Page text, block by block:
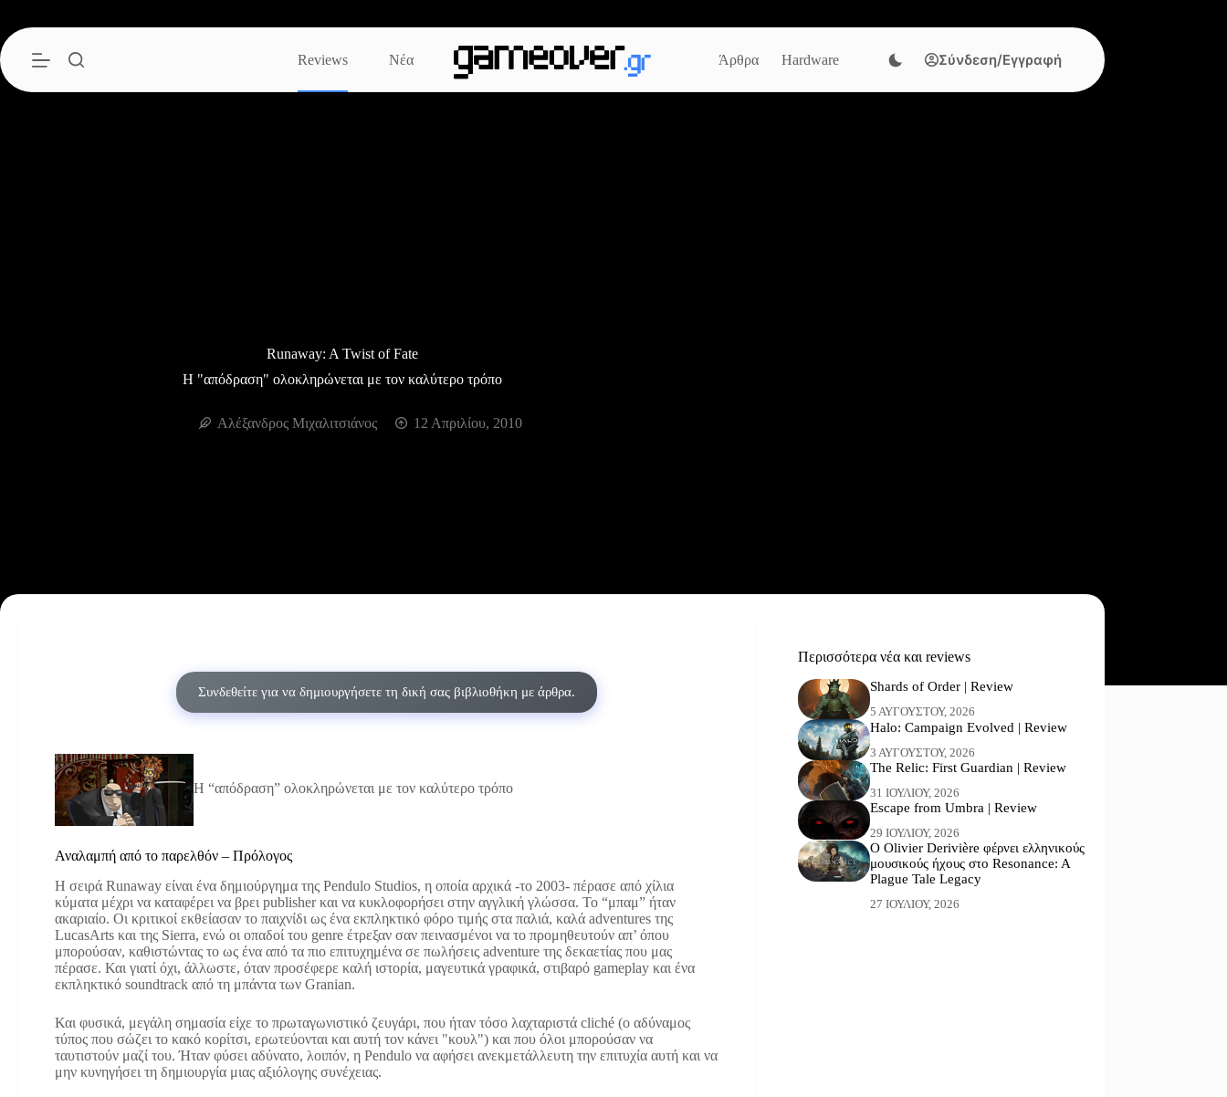
περιεχόμενο
Reviews
Νέα Άρθρα Hardware Σύνδεση/Εγγραφή
Runaway: A Twist of Fate
Η "απόδραση" ολοκληρώνεται με τον καλύτερο τρόπο
Αλέξανδρος Μιχαλιτσιάνος 12 Απριλίου, 2010
Συνδεθείτε για να δημιουργήσετε τη δική σας βιβλιοθήκη με άρθρα.
Η “απόδραση” ολοκληρώνεται με τον καλύτερο τρόπο
Αναλαμπή από το παρελθόν – Πρόλογος
Η σειρά Runaway είναι ένα δημιούργημα της Pendulο Studios, η οποία αρχικά -το 2003- πέρασε από χίλια
κύματα μέχρι να καταφέρει να βρει publisher και να κυκλοφορήσει στην αγγλική γλώσσα. Το “μπαμ” ήταν
ακαριαίο. Οι κριτικοί εκθείασαν το παιχνίδι ως ένα εκπληκτικό φόρο τιμής στα παλιά, καλά adventures της
LucasArts και της Sierra, ενώ οι οπαδοί του genre έτρεξαν σαν πεινασμένοι να το προμηθευτούν απ’ όπου
μπορούσαν, καθιστώντας το ως ένα από τα πιο επιτυχημένα σε πωλήσεις adventure της δεκαετίας που μας
πέρασε. Και γιατί όχι, άλλωστε, όταν προσέφερε καλή ιστορία, μαγευτικά γραφικά, στιβαρό gameplay και ένα
εκπληκτικό soundtrack από τη μπάντα των Granian.
Και φυσικά, μεγάλη σημασία είχε το πρωταγωνιστικό ζευγάρι, που ήταν τόσο λαχταριστά cliché (ο αδύναμος
τύπος που σώζει το κακό κορίτσι, ερωτεύονται και αυτή τον κάνει "κουλ") και που όλοι μπορούσαν να
ταυτιστούν μαζί του. Ήταν φύσει αδύνατο, λοιπόν, η Pendulο να αφήσει ανεκμετάλλευτη την επιτυχία αυτή και να
μην κυνηγήσει τη δημιουργία μιας αξιόλογης συνέχειας.
Περισσότερα νέα και reviews
Shards of Order | Review
5 ΑΥΓΟΎΣΤΟΥ, 2026
Halo: Campaign Evolved | Review
3 ΑΥΓΟΎΣΤΟΥ, 2026
The Relic: First Guardian | Review
31 ΙΟΥΛΊΟΥ, 2026
Escape from Umbra | Review
29 ΙΟΥΛΊΟΥ, 2026
Ο Olivier Derivière φέρνει ελληνικούς
μουσικούς ήχους στο Resonance: A
Plague Tale Legacy
27 ΙΟΥΛΊΟΥ, 2026